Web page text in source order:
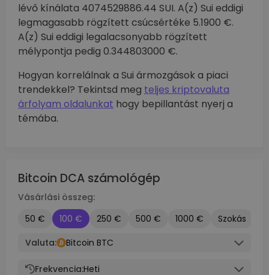
lévő kínálata 4074529886.44 SUI. A(z) Sui eddigi
legmagasabb rögzített csúcsértéke 5.1900 €.
A(z) Sui eddigi legalacsonyabb rögzített
mélypontja pedig 0.344803000 €.
Hogyan korrelálnak a Sui ármozgások a piaci
trendekkel? Tekintsd meg teljes kriptovaluta
árfolyam oldalunkat hogy bepillantást nyerj a
témába.
Bitcoin DCA számológép
Vásárlási összeg:
50 €
100 € 250 € 500 € 1000 €
Szokás
Valuta:
Bitcoin BTC
Frekvencia:Heti